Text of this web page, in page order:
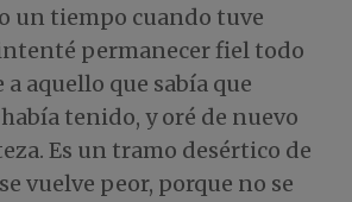
un tiempo cuando tuve
permanecer fiel todo
aquello que sabía que
tenido, y oré de nuevo
Es un tramo desértico de
vuelve peor, porque no se